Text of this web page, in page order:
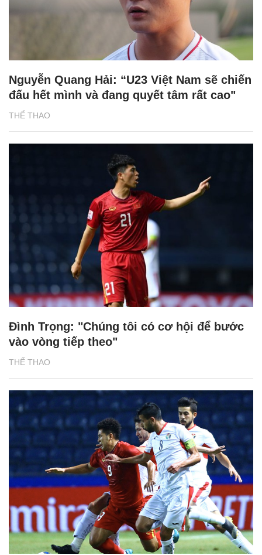
THỂ THAO
Nguyễn Quang Hải: “U23 Việt Nam sẽ chiến
đấu hết mình và đang quyết tâm rất cao"
THỂ THAO
Đình Trọng: "Chúng tôi có cơ hội để bước
vào vòng tiếp theo"